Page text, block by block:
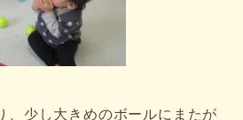
、少し大きめのボールにまたが